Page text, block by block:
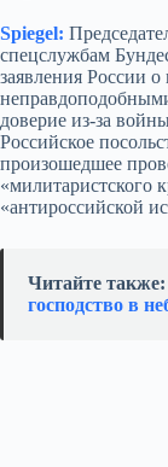
Spiegel:
спецслужбам
заявления России
доверие из‑за
Российское
произошедшее
«милитаристского
«антироссийской
Читайте также:
господство в